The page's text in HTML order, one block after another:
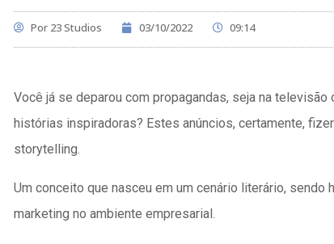
Por 23 Studios 03/10/2022 09:14
Você já se deparou com propagandas, seja na
histórias inspiradoras? Estes anúncios, certamente,
storytelling.
Um conceito que nasceu em um cenário literário,
marketing no ambiente empresarial.